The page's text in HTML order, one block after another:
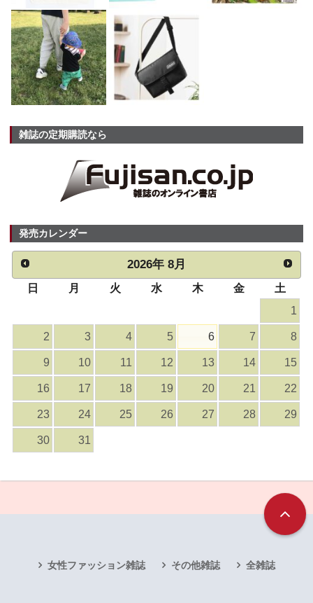
雑誌の定期購読なら
発売カレンダー
2026年 8月
日 月 火 水 木 金
土
1
2 3 4 5 6 7 8
9 10 11 12 13 14 15
16 17 18 19 20 21 22
23 24 25 26 27 28 29
30 31
女性ファッション雑誌 その他雑誌 全雑誌